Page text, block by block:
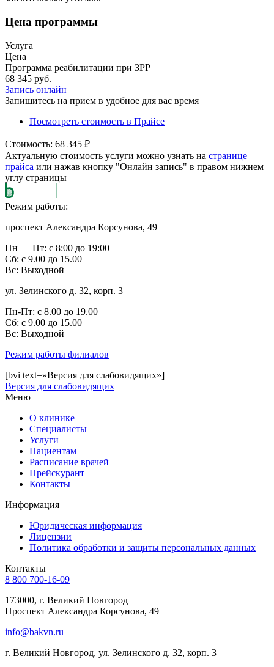
Цена программы
Услуга
Цена
Программа реабилитации при ЗРР
68 345 руб.
Запись онлайн
Запишитесь на прием в удобное для вас время
Посмотреть стоимость в Прайсе
Стоимость: 68 345 ₽
Актуальную стоимость услуги можно узнать на странице
прайса или нажав кнопку "Онлайн запись" в правом нижнем
углу страницы
Режим работы:
проспект Александра Корсунова, 49
Пн — Пт: с 8:00 до 19:00
Сб: с 9.00 до 15.00
Вс: Выходной
ул. Зелинского д. 32, корп. 3
Пн-Пт: с 8.00 до 19.00
Сб: с 9.00 до 15.00
Bc: Выходной
Режим работы филиалов
[bvi text=»Версия для слабовидящих»]
Версия для слабовидящих
Меню
О клинике
Специалисты
Услуги
Пациентам
Расписание врачей
Прейскурант
Контакты
Информация
Юридическая информация
Лицензии
Политика обработки и защиты персональных данных
Контакты
8 800 700-16-09
173000, г. Великий Новгород
Проспект Александра Корсунова, 49
info@bakvn.ru
г. Великий Новгород, ул. Зелинского д. 32, корп. 3